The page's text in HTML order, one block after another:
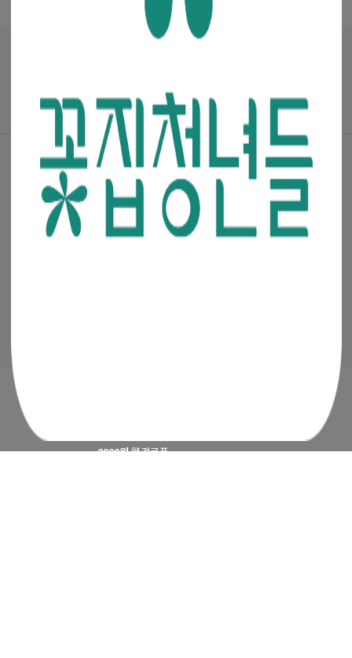
꽃집청년들 파트너스(멘코넷)
공지사항·꽃집청년들 소개·이용약관 개인정보처리방침
(주)청년들|대표이사 : 최고봉
사업자등록번호 : 105-88-00491
통신판매신고번호 : 2019-서울금천-0909
이메일 :
admin@mencoz.com
2000원웰컴쿠폰